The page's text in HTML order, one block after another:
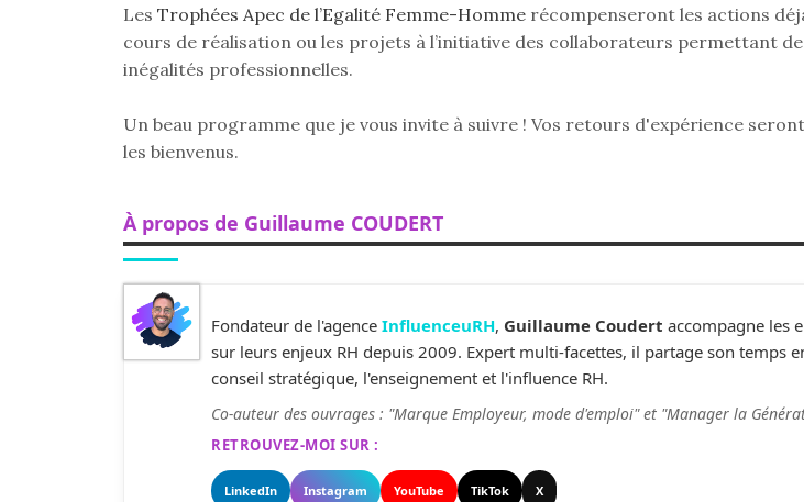
Les Trophées Apec de l’Egalité Femme-Homme récompenseront les actions
cours de réalisation ou les projets à l’initiative des collaborateurs permettant
inégalités professionnelles.
Un beau programme que je vous invite à suivre ! Vos retours d'expérience
les bienvenus.
À propos de Guillaume COUDERT
Fondateur de l'agence InfluenceuRH, Guillaume Coudert accompagne les
sur leurs enjeux RH depuis 2009. Expert multi-facettes, il partage son temps
conseil stratégique, l'enseignement et l'influence RH.
Co-auteur des ouvrages : "Marque Employeur, mode d'emploi" et "Manager la
RETROUVEZ-MOI SUR :
LinkedIn Instagram YouTube TikTok X